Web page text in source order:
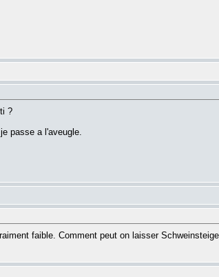
?
passe a l'aveugle.
faible. Comment peut on laisser